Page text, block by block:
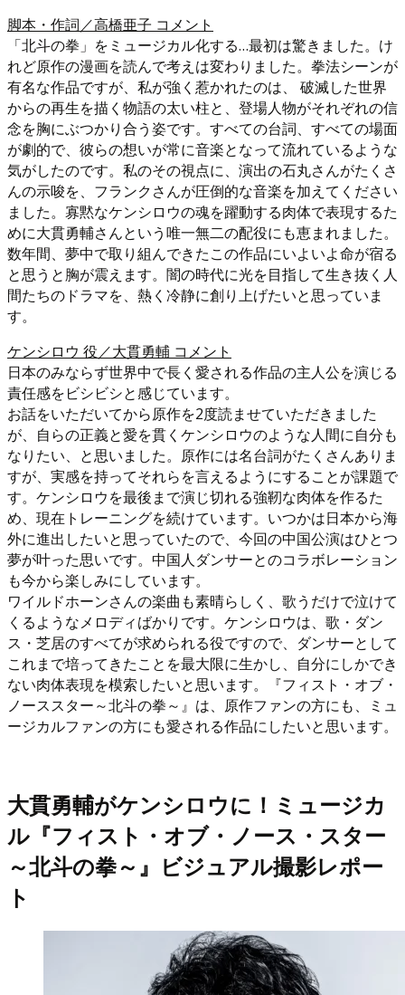
脚本・作詞／高橋亜子 コメント
「北斗の拳」をミュージカル化する…最初は驚きました。け
れど原作の漫画を読んで考えは変わりました。拳法シーンが
有名な作品ですが、私が強く惹かれたのは、 破滅した世界
からの再生を描く物語の太い柱と、登場人物がそれぞれの信
念を胸にぶつかり合う姿です。すべての台詞、すべての場面
が劇的で、彼らの想いが常に音楽となって流れているような
気がしたのです。私のその視点に、演出の石丸さんがたくさ
んの示唆を、フランクさんが圧倒的な音楽を加えてください
ました。寡黙なケンシロウの魂を躍動する肉体で表現するた
めに大貫勇輔さんという唯一無二の配役にも恵まれました。
数年間、夢中で取り組んできたこの作品にいよいよ命が宿る
と思うと胸が震えます。闇の時代に光を目指して生き抜く人
間たちのドラマを、熱く冷静に創り上げたいと思っていま
す。
ケンシロウ 役／大貫勇輔 コメント
日本のみならず世界中で長く愛される作品の主人公を演じる
責任感をビシビシと感じています。
お話をいただいてから原作を2度読ませていただきました
が、自らの正義と愛を貫くケンシロウのような人間に自分も
なりたい、と思いました。原作には名台詞がたくさんありま
すが、実感を持ってそれらを言えるようにすることが課題で
す。ケンシロウを最後まで演じ切れる強靭な肉体を作るた
め、現在トレーニングを続けています。いつかは日本から海
外に進出したいと思っていたので、今回の中国公演はひとつ
夢が叶った思いです。中国人ダンサーとのコラボレーション
も今から楽しみにしています。
ワイルドホーンさんの楽曲も素晴らしく、歌うだけで泣けて
くるようなメロディばかりです。ケンシロウは、歌・ダン
ス・芝居のすべてが求められる役ですので、ダンサーとして
これまで培ってきたことを最大限に生かし、自分にしかでき
ない肉体表現を模索したいと思います。『フィスト・オブ・
ノーススター～北斗の拳～』は、原作ファンの方にも、ミュ
ージカルファンの方にも愛される作品にしたいと思います。
大貫勇輔がケンシロウに！ミュージカ
ル『フィスト・オブ・ノース・スター
～北斗の拳～』ビジュアル撮影レポー
ト